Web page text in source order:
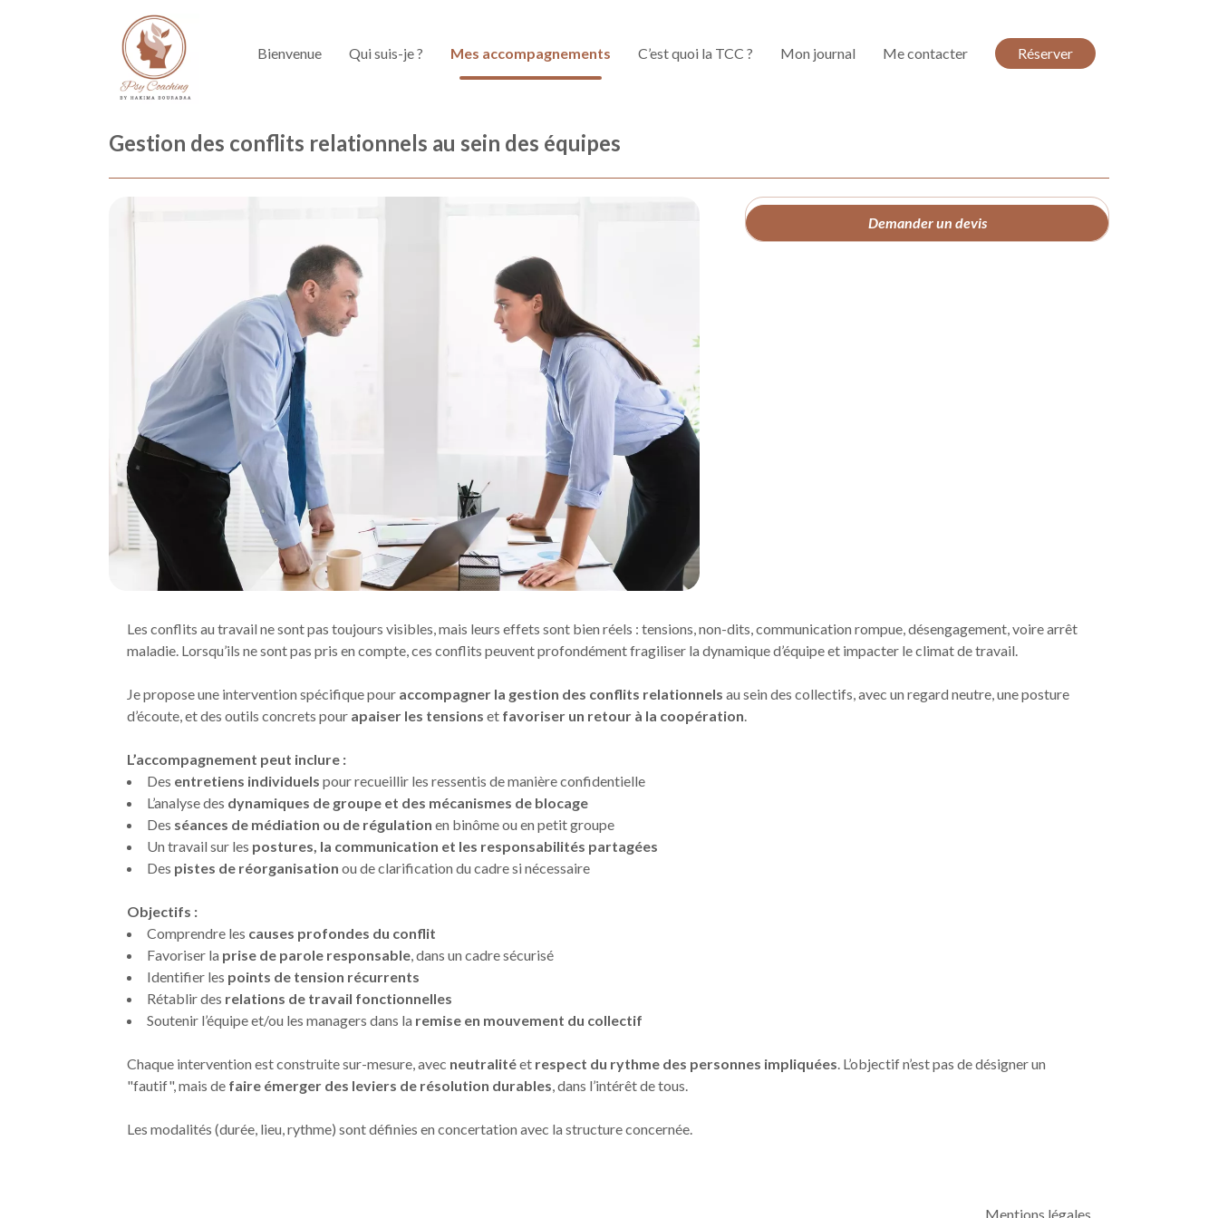
Bienvenue Qui suis-je ? Mes accompagnements C’est quoi la TCC ? Mon journal Me contacter Réserver
Gestion des conflits relationnels au sein des équipes
Demander un devis
Les conflits au travail ne sont pas toujours visibles, mais leurs effets sont bien réels : tensions, non-dits, communication rompue, désengagement, voire arrêt
maladie. Lorsqu’ils ne sont pas pris en compte, ces conflits peuvent profondément fragiliser la dynamique d’équipe et impacter le climat de travail.
Je propose une intervention spécifique pour accompagner la gestion des conflits relationnels au sein des collectifs, avec un regard neutre, une posture
d’écoute, et des outils concrets pour apaiser les tensions et favoriser un retour à la coopération
L’accompagnement peut inclure :
Des entretiens individuels pour recueillir les ressentis de manière confidentielle
L’analyse des dynamiques de groupe et des mécanismes de blocage
Des séances de médiation ou de régulation en binôme ou en petit groupe
Un travail sur les postures, la communication et les responsabilités partagées
Des pistes de réorganisation ou de clarification du cadre si nécessaire
Objectifs :
Comprendre les causes profondes du conflit
Favoriser la prise de parole responsable , dans un cadre sécurisé
Identifier les points de tension récurrents
Rétablir des relations de travail fonctionnelles
Soutenir l’équipe et/ou les managers dans la remise en mouvement du collectif
Chaque intervention est construite sur-mesure, avec neutralitéet respect du rythme des personnes impliquées . L’objectif n’est pas de désigner un
"fautif", mais de faire émerger des leviers de résolution durables , dans l’intérêt de tous.
Les modalités (durée, lieu, rythme) sont définies en concertation avec la structure concernée.
Mentions légales